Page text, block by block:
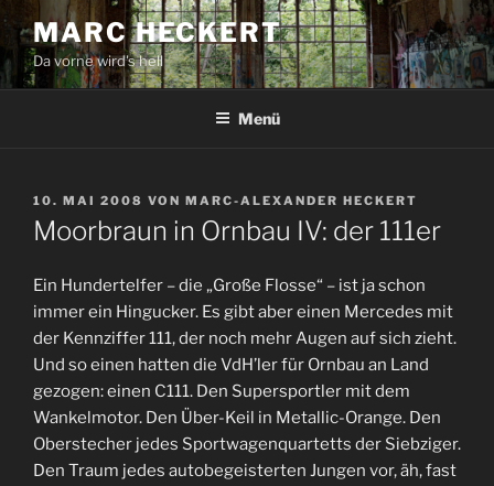
Inhalt
springen
MARC HECKERT
Da vorne wird's hell
Menü
VERÖFFENTLICHT
AM
10. MAI 2008 VON MARC-ALEXANDER HECKERT
Moorbraun in Ornbau IV: der 111er
Ein Hundertelfer – die „Große Flosse“ – ist ja schon
immer ein Hingucker. Es gibt aber einen Mercedes mit
der Kennziffer 111, der noch mehr Augen auf sich zieht.
Und so einen hatten die VdH’ler für Ornbau an Land
gezogen: einen C111. Den Supersportler mit dem
Wankelmotor. Den Über-Keil in Metallic-Orange. Den
Oberstecher jedes Sportwagenquartetts der Siebziger.
Den Traum jedes autobegeisterten Jungen vor, äh, fast